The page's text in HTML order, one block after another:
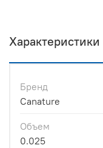
Характеристики
Бренд
Canature
Объем
0.025